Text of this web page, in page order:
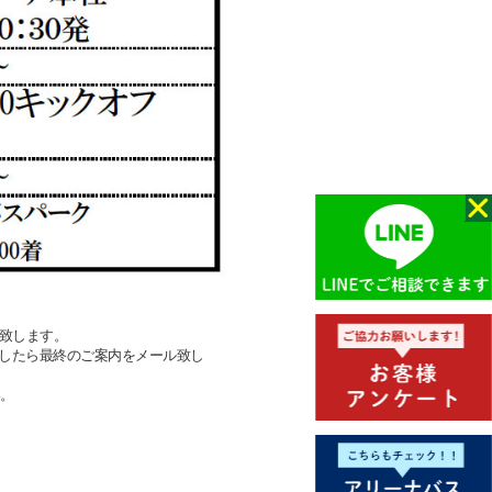
します。
たら最終のご案内をメール致し